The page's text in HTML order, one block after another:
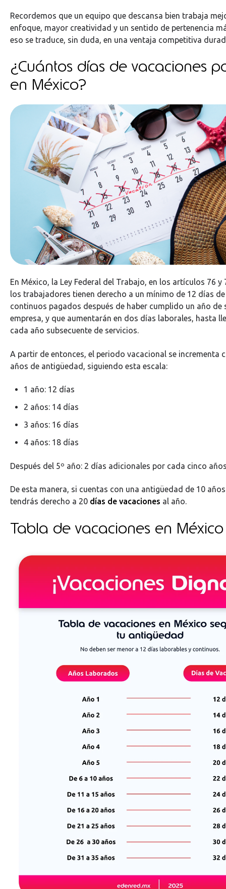
Recordemos que un equipo que descansa bien trabaja
enfoque, mayor creatividad y un sentido de pertenencia
eso se traduce, sin duda, en una ventaja competitiva
¿Cuántos días de vacaciones
en México?
En México, la Ley Federal del Trabajo, en los artículos 76 y
los trabajadores tienen derecho a un mínimo de 12 días
continuos pagados después de haber cumplido un año de
empresa, y que aumentarán en dos días laborales, hasta
cada año subsecuente de servicios.
A partir de entonces, el periodo vacacional se incrementa
años de antigüedad, siguiendo esta escala:
1 año: 12 días
2 años: 14 días
3 años: 16 días
4 años: 18 días
Después del 5º año: 2 días adicionales por cada cinco
De esta manera, si cuentas con una antigüedad de 10
tendrás derecho a 20 días de vacaciones al año.
Tabla de vacaciones en México